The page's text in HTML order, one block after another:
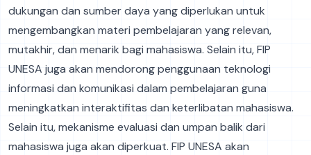
dukungan dan sumber daya yang diperlukan untuk
mengembangkan materi pembelajaran yang relevan,
mutakhir, dan menarik bagi mahasiswa. Selain itu, FIP
UNESA juga akan mendorong penggunaan teknologi
informasi dan komunikasi dalam pembelajaran guna
meningkatkan interaktifitas dan keterlibatan mahasiswa.
Selain itu, mekanisme evaluasi dan umpan balik dari
mahasiswa juga akan diperkuat. FIP UNESA akan